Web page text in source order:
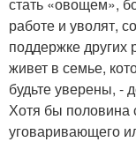
работе и уволят,
поддержке других
живет в семье,
будьте уверены, -
Хотя бы половина
уговаривающего